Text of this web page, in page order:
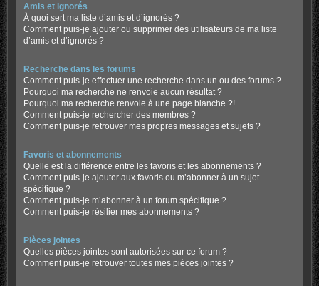
Amis et ignorés
À quoi sert ma liste d’amis et d’ignorés ?
Comment puis-je ajouter ou supprimer des utilisateurs de ma liste
d’amis et d’ignorés ?
Recherche dans les forums
Comment puis-je effectuer une recherche dans un ou des forums ?
Pourquoi ma recherche ne renvoie aucun résultat ?
Pourquoi ma recherche renvoie à une page blanche ?!
Comment puis-je rechercher des membres ?
Comment puis-je retrouver mes propres messages et sujets ?
Favoris et abonnements
Quelle est la différence entre les favoris et les abonnements ?
Comment puis-je ajouter aux favoris ou m’abonner à un sujet
spécifique ?
Comment puis-je m’abonner à un forum spécifique ?
Comment puis-je résilier mes abonnements ?
Pièces jointes
Quelles pièces jointes sont autorisées sur ce forum ?
Comment puis-je retrouver toutes mes pièces jointes ?